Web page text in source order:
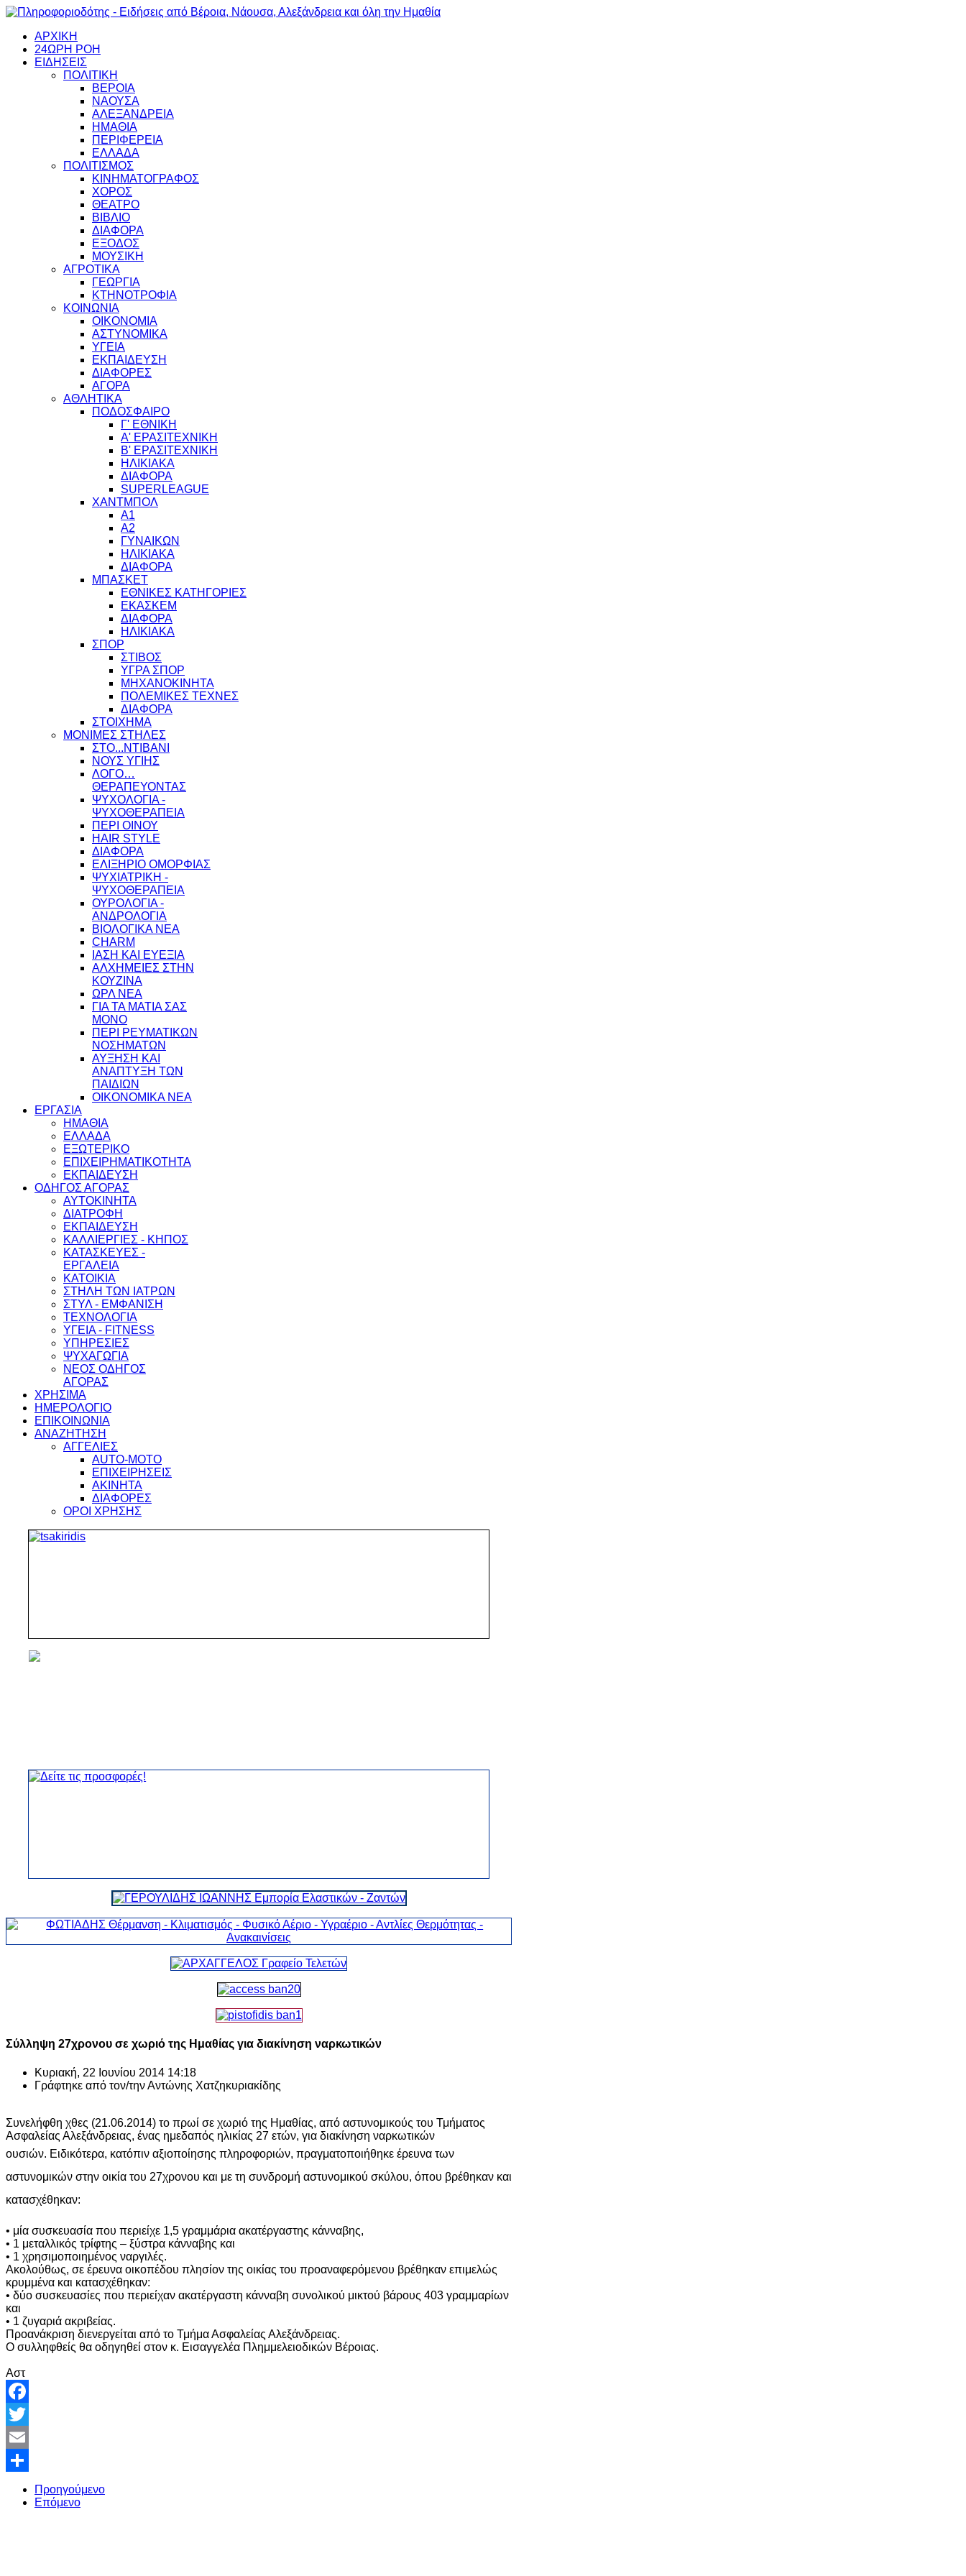
ΑΡΧΙΚΗ
24ΩΡΗ ΡΟΗ
ΕΙΔΗΣΕΙΣ
ΠΟΛΙΤΙΚΗ
ΒΕΡΟΙΑ
ΝΑΟΥΣΑ
ΑΛΕΞΑΝΔΡΕΙΑ
ΗΜΑΘΙΑ
ΠΕΡΙΦΕΡΕΙΑ
ΕΛΛΑΔΑ
ΠΟΛΙΤΙΣΜΟΣ
ΚΙΝΗΜΑΤΟΓΡΑΦΟΣ
ΧΟΡΟΣ
ΘΕΑΤΡΟ
ΒΙΒΛΙΟ
ΔΙΑΦΟΡΑ
ΕΞΟΔΟΣ
ΜΟΥΣΙΚΗ
ΑΓΡΟΤΙΚΑ
ΓΕΩΡΓΙΑ
ΚΤΗΝΟΤΡΟΦΙΑ
ΚΟΙΝΩΝΙΑ
ΟΙΚΟΝΟΜΙΑ
ΑΣΤΥΝΟΜΙΚΑ
ΥΓΕΙΑ
ΕΚΠΑΙΔΕΥΣΗ
ΔΙΑΦΟΡΕΣ
ΑΓΟΡΑ
ΑΘΛΗΤΙΚΑ
ΠΟΔΟΣΦΑΙΡΟ
Γ' ΕΘΝΙΚΗ
Α' ΕΡΑΣΙΤΕΧΝΙΚΗ
Β' ΕΡΑΣΙΤΕΧΝΙΚΗ
ΗΛΙΚΙΑΚΑ
ΔΙΑΦΟΡΑ
SUPERLEAGUE
ΧΑΝΤΜΠΟΛ
Α1
Α2
ΓΥΝΑΙΚΩΝ
ΗΛΙΚΙΑΚΑ
ΔΙΑΦΟΡΑ
ΜΠΑΣΚΕΤ
ΕΘΝΙΚΕΣ ΚΑΤΗΓΟΡΙΕΣ
ΕΚΑΣΚΕΜ
ΔΙΑΦΟΡΑ
ΗΛΙΚΙΑΚΑ
ΣΠΟΡ
ΣΤΙΒΟΣ
ΥΓΡΑ ΣΠΟΡ
ΜΗΧΑΝΟΚΙΝΗΤΑ
ΠΟΛΕΜΙΚΕΣ ΤΕΧΝΕΣ
ΔΙΑΦΟΡΑ
ΣΤΟΙΧΗΜΑ
ΜΟΝΙΜΕΣ ΣΤΗΛΕΣ
ΣΤΟ...ΝΤΙΒΑΝΙ
ΝΟΥΣ ΥΓΙΗΣ
ΛΟΓΟ…
ΘΕΡΑΠΕΥΟΝΤΑΣ
ΨΥΧΟΛΟΓΙΑ -
ΨΥΧΟΘΕΡΑΠΕΙΑ
ΠΕΡΙ ΟΙΝΟΥ
HAIR STYLE
ΔΙΑΦΟΡΑ
ΕΛΙΞΗΡΙΟ ΟΜΟΡΦΙΑΣ
ΨΥΧΙΑΤΡΙΚΗ -
ΨΥΧΟΘΕΡΑΠΕΙΑ
ΟΥΡΟΛΟΓΙΑ -
ΑΝΔΡΟΛΟΓΙΑ
ΒΙΟΛΟΓΙΚΑ ΝΕΑ
CHARM
ΙΑΣΗ ΚΑΙ ΕΥΕΞΙΑ
ΑΛΧΗΜΕΙΕΣ ΣΤΗΝ
ΚΟΥΖΙΝΑ
ΩΡΛ ΝEA
ΓΙΑ ΤΑ ΜΑΤΙΑ ΣΑΣ
ΜΟΝΟ
ΠΕΡΙ ΡΕΥΜΑΤΙΚΩΝ
ΝΟΣΗΜΑΤΩΝ
ΑΥΞΗΣΗ ΚΑΙ
ΑΝΑΠΤΥΞΗ ΤΩΝ
ΠΑΙΔΙΩΝ
ΟΙΚΟΝΟΜΙΚΑ ΝΕΑ
ΕΡΓΑΣΙΑ
ΗΜΑΘΙΑ
ΕΛΛΑΔΑ
ΕΞΩΤΕΡΙΚΟ
ΕΠΙΧΕΙΡΗΜΑΤΙΚΟΤΗΤΑ
ΕΚΠΑΙΔΕΥΣΗ
ΟΔΗΓΟΣ ΑΓΟΡΑΣ
ΑΥΤΟΚΙΝΗΤΑ
ΔΙΑΤΡΟΦΗ
ΕΚΠΑΙΔΕΥΣΗ
ΚΑΛΛΙΕΡΓΙΕΣ - ΚΗΠΟΣ
ΚΑΤΑΣΚΕΥΕΣ -
ΕΡΓΑΛΕΙΑ
ΚΑΤΟΙΚΙΑ
ΣΤΗΛΗ ΤΩΝ ΙΑΤΡΩΝ
ΣΤΥΛ - ΕΜΦΑΝΙΣΗ
ΤΕΧΝΟΛΟΓΙΑ
ΥΓΕΙΑ - FITNESS
ΥΠΗΡΕΣΙΕΣ
ΨΥΧΑΓΩΓΙΑ
ΝΕΟΣ ΟΔΗΓΟΣ
ΑΓΟΡΑΣ
ΧΡΗΣΙΜΑ
ΗΜΕΡΟΛΟΓΙΟ
ΕΠΙΚΟΙΝΩΝΙΑ
ΑΝΑΖΗΤΗΣΗ
ΑΓΓΕΛΙΕΣ
AUTO-MOTO
ΕΠΙΧΕΙΡΗΣΕΙΣ
ΑΚΙΝΗΤΑ
ΔΙΑΦΟΡΕΣ
ΟΡΟΙ ΧΡΗΣΗΣ
Σύλληψη 27χρονου σε χωριό της Ημαθίας για διακίνηση ναρκωτικών
Κυριακή, 22 Ιουνίου 2014 14:18
Γράφτηκε από τον/τηνΑντώνης Χατζηκυριακίδης
Συνελήφθη χθες (21.06.2014) το πρωί σε χωριό της Ημαθίας, από αστυνομικούς του Τμήματος
Ασφαλείας Αλεξάνδρειας, ένας ημεδαπός ηλικίας 27 ετών, για διακίνηση ναρκωτικών
ουσιών. Ειδικότερα, κατόπιν αξιοποίησης πληροφοριών, πραγματοποιήθηκε έρευνα των
αστυνομικών στην οικία του 27χρονου και με τη συνδρομή αστυνομικού σκύλου, όπου βρέθηκαν και
κατασχέθηκαν:
• μία συσκευασία που περιείχε 1,5 γραμμάρια ακατέργαστης κάνναβης,
• 1 μεταλλικός τρίφτης – ξύστρα κάνναβης και
• 1 χρησιμοποιημένος ναργιλές.
Ακολούθως, σε έρευνα οικοπέδου πλησίον της οικίας του προαναφερόμενου βρέθηκαν επιμελώς
κρυμμένα και κατασχέθηκαν:
• δύο συσκευασίες που περιείχαν ακατέργαστη κάνναβη συνολικού μικτού βάρους 403 γραμμαρίων
και
• 1 ζυγαριά ακριβείας.
Προανάκριση διενεργείται από το Τμήμα Ασφαλείας Αλεξάνδρειας.
Ο συλληφθείς θα οδηγηθεί στον κ. Εισαγγελέα Πλημμελειοδικών Βέροιας.
Αστ
Facebook
Twitter
Email
Share
Προηγούμενο
Επόμενο